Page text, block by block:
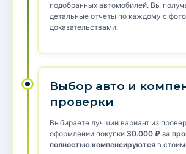
подобранных автомобилей. Вы
детальные отчеты по каждому с
доказательствами.
Выбор авто и
проверки
Выбираете лучший вариант из
оформлении покупки 30.000 ₽ за
полностью компенсируются в